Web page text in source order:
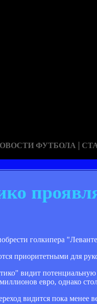
ФУТБОЛА |
голкипера
приоритетными для
видит
евро, однако
видится пока